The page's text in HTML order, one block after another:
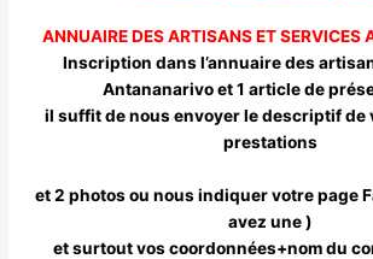
ANNUAIRE DES ARTISANS ET SERVICES
Inscription dans l’annuaire des
Antananarivo et 1 article de
il suffit de nous envoyer le descriptif de
prestations
et 2 photos ou nous indiquer votre page
avez une )
et surtout vos coordonnées+nom du